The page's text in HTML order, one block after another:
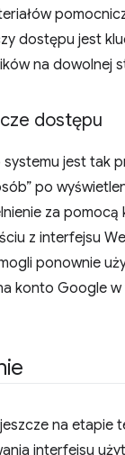
dostępu jest
na dowolnej
dostępu
jest tak
po
za pomocą
z interfejsu
ponownie
konto Google
na etapie
interfejsu